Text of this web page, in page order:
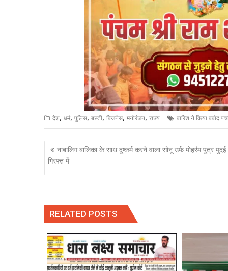
देश, धर्म, पुलिस, बस्ती, बिजनेस, मनोरंजन, राज्य बारिश ने किया बर्बाद
Post
navigation
नाबालिग बालिका के साथ दुष्कर्म करने वाला सोनू उर्फ मोहर्रम पुत्र
गिरफ्त में
RELATED POSTS